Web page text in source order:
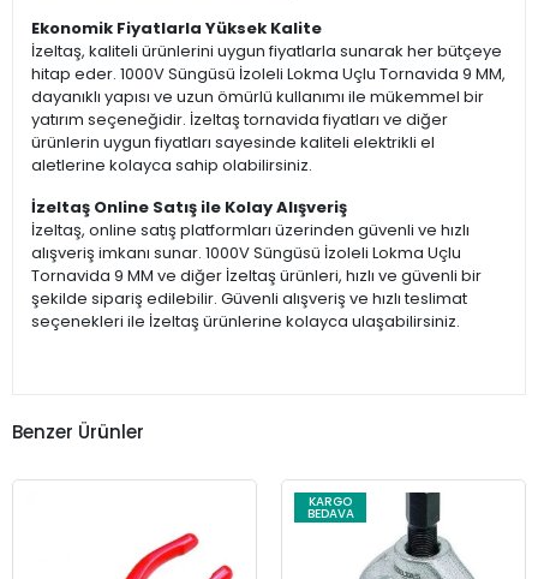
Ekonomik Fiyatlarla Yüksek Kalite
İzeltaş, kaliteli ürünlerini uygun fiyatlarla sunarak her bütçeye
hitap eder. 1000V Süngüsü İzoleli Lokma Uçlu Tornavida 9 MM,
dayanıklı yapısı ve uzun ömürlü kullanımı ile mükemmel bir
yatırım seçeneğidir. İzeltaş tornavida fiyatları ve diğer
ürünlerin uygun fiyatları sayesinde kaliteli elektrikli el
aletlerine kolayca sahip olabilirsiniz.
İzeltaş Online Satış ile Kolay Alışveriş
İzeltaş, online satış platformları üzerinden güvenli ve hızlı
alışveriş imkanı sunar. 1000V Süngüsü İzoleli Lokma Uçlu
Tornavida 9 MM ve diğer İzeltaş ürünleri, hızlı ve güvenli bir
şekilde sipariş edilebilir. Güvenli alışveriş ve hızlı teslimat
seçenekleri ile İzeltaş ürünlerine kolayca ulaşabilirsiniz.
Benzer Ürünler
KARGO
BEDAVA